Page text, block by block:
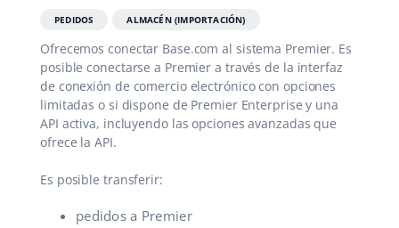
română
中文
PEDIDOS ALMACÉN (IMPORTACIÓN)
Ofrecemos conectar Base.com al sistema Premier. Es
posible conectarse a Premier a través de la interfaz
de conexión de comercio electrónico con opciones
limitadas o si dispone de Premier Enterprise y una
API activa, incluyendo las opciones avanzadas que
ofrece la API.
Es posible transferir:
pedidos a Premier